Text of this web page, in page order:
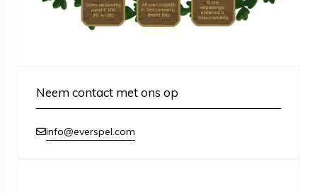
Neem contact met ons op
info@everspel.com